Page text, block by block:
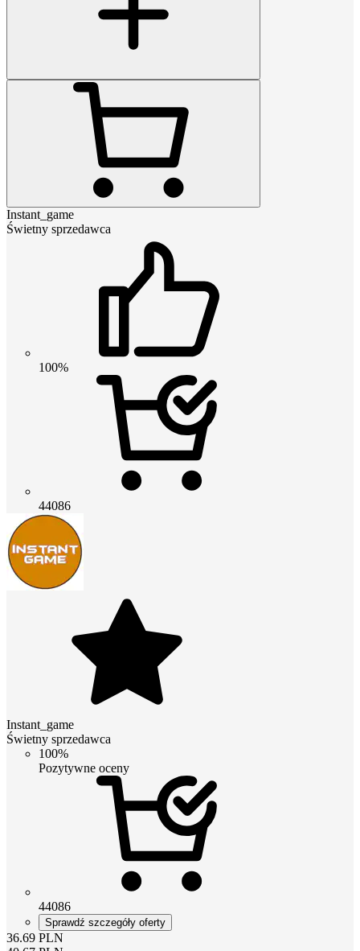
Instant_game
Świetny sprzedawca
100%
44086
Instant_game
Świetny sprzedawca
100%
Pozytywne oceny
44086
Sprawdź szczegóły oferty
36.69 PLN